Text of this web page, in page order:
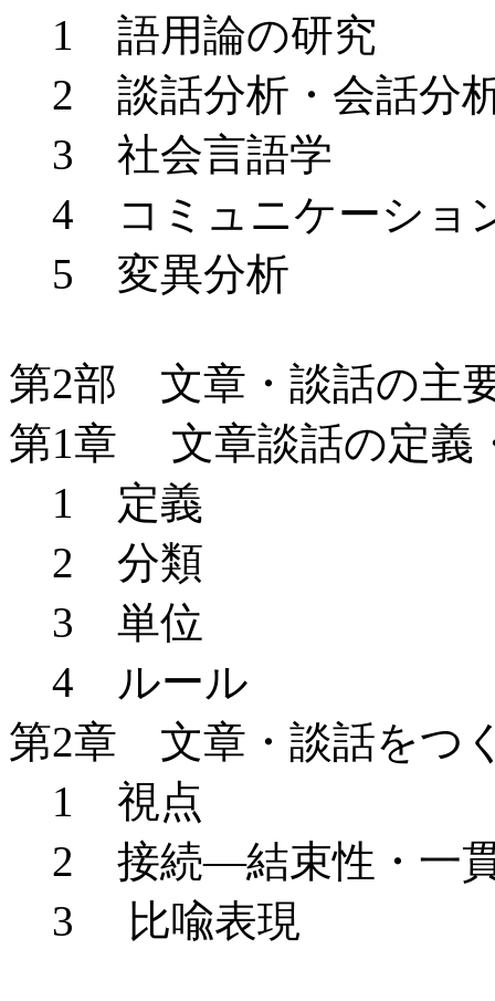
1 語用論の研究
2 談話分析・会話分
3 社会言語学
4 コミュニケーショ
5 変異分析
第2部 文章・談話の主
第1章 文章談話の定義
1 定義
2 分類
3 単位
4 ルール
第2章 文章・談話をつ
1 視点
2 接続―結束性・一
3 比喩表現